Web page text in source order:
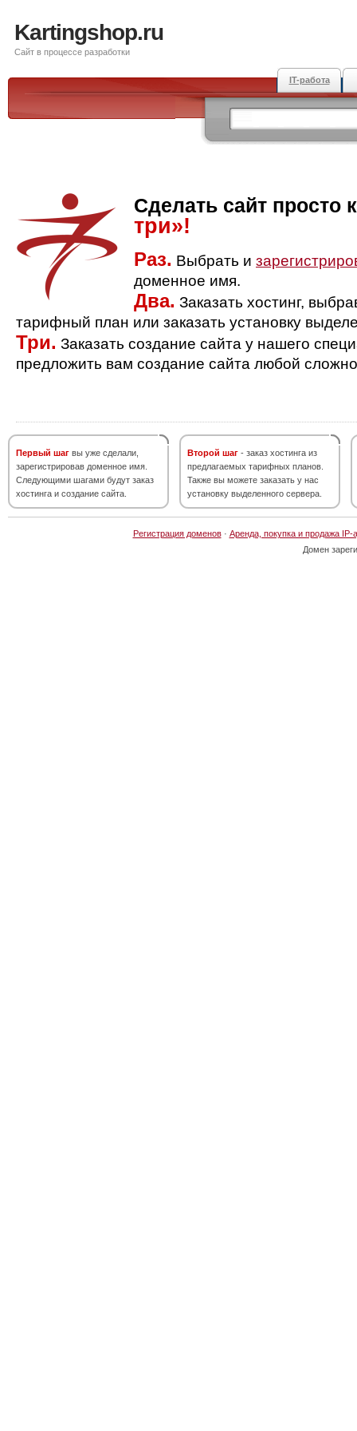
Kartingshop.ru
Сайт в процессе разработки
IT-работа
Сделать сайт просто
три»!
Раз. Выбрать и
доменное имя.
Два. Заказать хостинг,
тарифный план или заказать установку
Три. Заказать создание сайта у нашего
предложить вам создание сайта любой
Первый шаг вы уже сделали,
зарегистрировав доменное имя.
Следующими шагами будут заказ
хостинга и создание сайта.
Второй шаг - заказ хостинга из
предлагаемых тарифных планов.
Также вы можете заказать у нас
установку выделенного сервера.
Регистрация доменов· Аренда, покупка и продажа IP-
Домен